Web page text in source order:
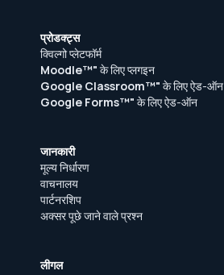
प्रोडक्ट्स
क्विल्गो प्लेटफॉर्म
Moodle™" के लिए प्लगइन
Google Classroom™" के लिए ऐड-ऑन
Google Forms™" के लिए ऐड-ऑन
जानकारी
मूल्य निर्धारण
वाचनालय
पार्टनरशिप
अक्सर पूछे जाने वाले प्रश्न
लीगल